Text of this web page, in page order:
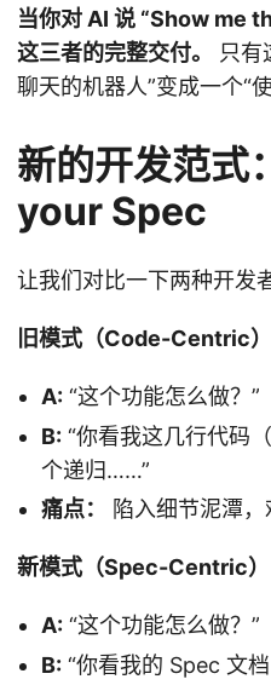
当你对 AI 说 “Show me
这三者的完整交付。
只有
聊天的机器人”变成一个“
新的开发范式
your Spec
让我们对比一下两种开发
旧模式（Code-Centric）
A: “这个功能怎么做？”
B: “你看我这几行代码
个递归……”
痛点：
陷入细节泥潭，
新模式（Spec-Centric）
A: “这个功能怎么做？”
B: “你看我的 Spec 文